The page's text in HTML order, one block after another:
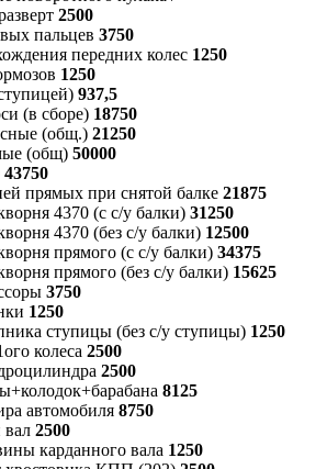
2500
пальцев 3750
передних колес 1250
1250
937,5
(в сборе) 18750
(общ.) 21250
(общ) 50000
43750
прямых при снятой балке 21875
4370 (с с/у балки) 31250
4370 (без с/у балки) 12500
прямого (с с/у балки) 34375
прямого (без с/у балки) 15625
3750
1250
ступицы (без с/у ступицы) 1250
колеса 2500
2500
8125
автомобиля 8750
2500
карданного вала 1250